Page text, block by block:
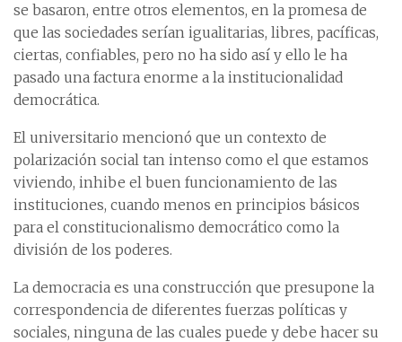
se basaron, entre otros elementos, en la promesa de
que las sociedades serían igualitarias, libres, pacíficas,
ciertas, confiables, pero no ha sido así y ello le ha
pasado una factura enorme a la institucionalidad
democrática.
El universitario mencionó que un contexto de
polarización social tan intenso como el que estamos
viviendo, inhibe el buen funcionamiento de las
instituciones, cuando menos en principios básicos
para el constitucionalismo democrático como la
división de los poderes.
La democracia es una construcción que presupone la
correspondencia de diferentes fuerzas políticas y
sociales, ninguna de las cuales puede y debe hacer su